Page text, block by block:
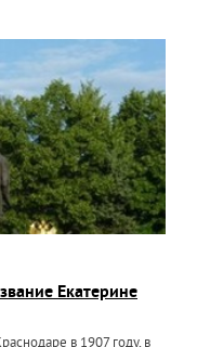
Екатерине